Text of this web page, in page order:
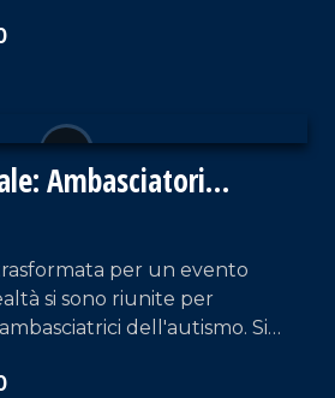
del territorio, tra gli ospiti
ha uno sguardo rivolto verso
Ambasciatori
per un evento
si sono riunite per
dell'autismo. Si